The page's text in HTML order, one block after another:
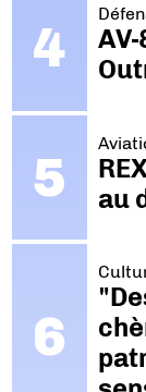
au